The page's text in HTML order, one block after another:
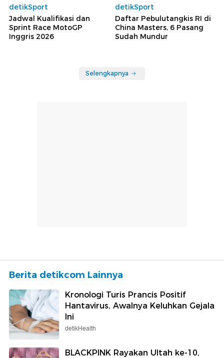
detikSport
Jadwal Kualifikasi dan
Sprint Race MotoGP
Inggris 2026
detikSport
Daftar Pebulutangkis RI di
China Masters, 6 Pasang
Sudah Mundur
Selengkapnya
Berita detikcom Lainnya
Kronologi Turis Prancis Positif
Hantavirus, Awalnya Keluhkan Gejala
Ini
detikHealth
BLACKPINK Rayakan Ultah ke-10,